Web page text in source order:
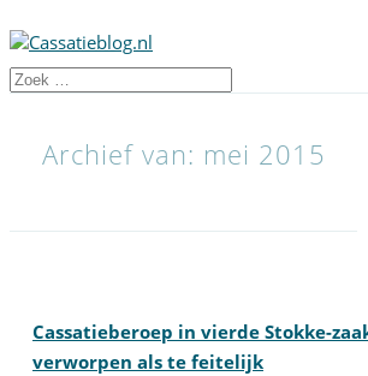
Archief van: mei 2015
Cassatieberoep in vierde Stokke-
verworpen als te feitelijk